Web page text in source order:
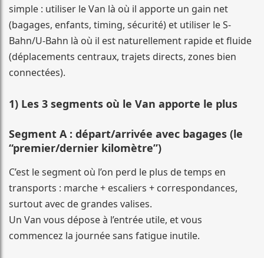
simple : utiliser le Van là où il apporte un gain net
(bagages, enfants, timing, sécurité) et utiliser le S-
Bahn/U-Bahn là où il est naturellement rapide et fluide
(déplacements centraux, trajets directs, zones bien
connectées).
1) Les 3 segments où le Van apporte le plus
Segment A : départ/arrivée avec bagages (le
“premier/dernier kilomètre”)
C’est le segment où l’on perd le plus de temps en
transports : marche + escaliers + correspondances,
surtout avec de grandes valises.
Un Van vous dépose à l’entrée utile, et vous
commencez la journée sans fatigue inutile.